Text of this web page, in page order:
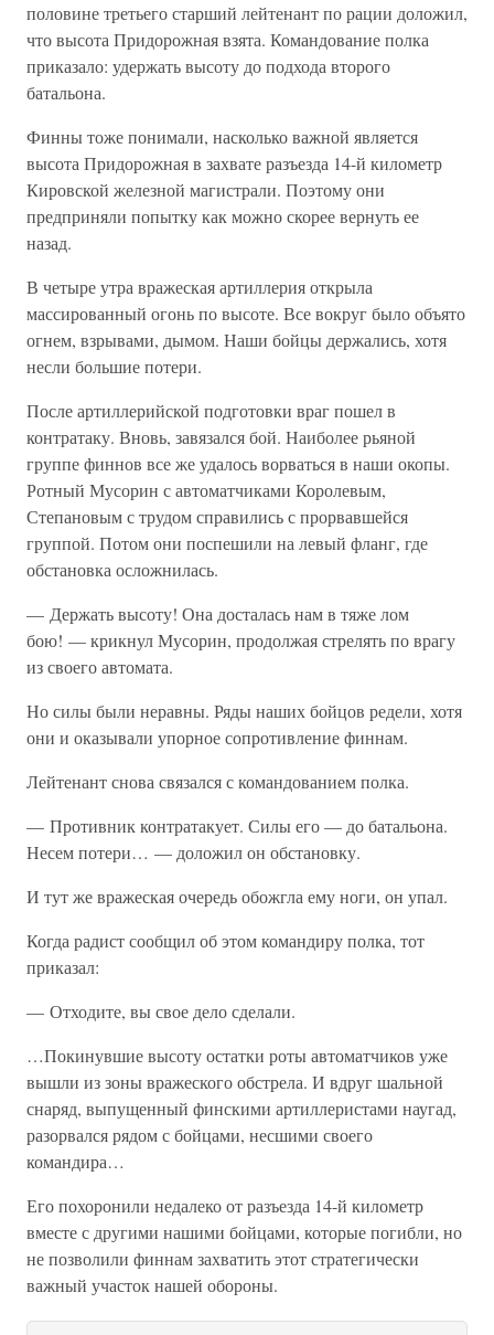
половине третьего старший лейтенант по рации доложил,
что высота Придорожная взята. Командование полка
приказало: удержать высоту до подхода второго
батальона.
Финны тоже понимали, насколько важной является
высота Придорожная в захвате разъезда 14-й километр
Кировской железной магистрали. Поэтому они
предприняли попытку как можно скорее вернуть ее
назад.
В четыре утра вражеская артиллерия открыла
массированный огонь по высоте. Все вокруг было объято
огнем, взрывами, дымом. Наши бойцы держались, хотя
несли большие потери.
После артиллерийской подготовки враг пошел в
контратаку. Вновь, завязался бой. Наиболее рьяной
группе финнов все же удалось ворваться в наши окопы.
Ротный Мусорин с автоматчиками Королевым,
Степановым с трудом справились с прорвавшейся
группой. Потом они поспешили на левый фланг, где
обстановка осложнилась.
— Держать высоту! Она досталась нам в тяже лом
бою! — крикнул Мусорин, продолжая стрелять по врагу
из своего автомата.
Но силы были неравны. Ряды наших бойцов редели, хотя
они и оказывали упорное сопротивление финнам.
Лейтенант снова связался с командованием полка.
— Противник контратакует. Силы его — до батальона.
Несем потери… — доложил он обстановку.
И тут же вражеская очередь обожгла ему ноги, он упал.
Когда радист сообщил об этом командиру полка, тот
приказал:
— Отходите, вы свое дело сделали.
…Покинувшие высоту остатки роты автоматчиков уже
вышли из зоны вражеского обстрела. И вдруг шальной
снаряд, выпущенный финскими артиллеристами наугад,
разорвался рядом с бойцами, несшими своего
командира…
Его похоронили недалеко от разъезда 14-й километр
вместе с другими нашими бойцами, которые погибли, но
не позволили финнам захватить этот стратегически
важный участок нашей обороны.